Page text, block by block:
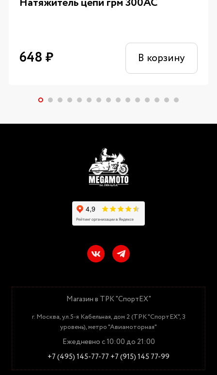
648 ₽ В корзину
Магазин в ТРК "СпортЕХ"
г. Москва, ул.5-я Кабельная, дом 2 (ТРК "СпортЕХ", 3
уровень), метро "Авиамоторная"
Ежедневно с 10:00 до 21:00
+7 (495) 145-77-77 +7 (915) 145 77-99